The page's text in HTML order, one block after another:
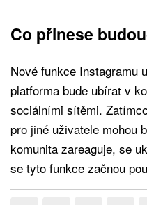
Co přinese
Nové funkce Instagramu
platforma bude ubírat v
sociálními sítěmi.
pro jiné uživatele mohou
komunita zareaguje, se
se tyto funkce začnou